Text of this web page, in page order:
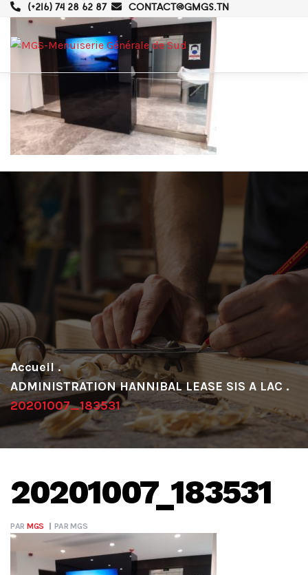
(+216) 74 28 62 87 CONTACT@GMGS.TN
.
ADMINISTRATION HANNIBAL LEASE SIS A LAC .
20201007_183531
20201007_183531
PAR MGS PARMGS